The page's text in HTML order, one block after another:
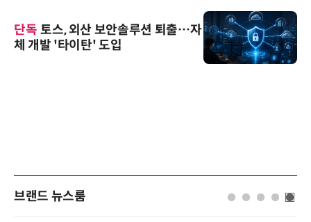
단독 토스, 외산 보안솔루션 퇴출…자
체 개발 '타이탄' 도입
브랜드 뉴스룸